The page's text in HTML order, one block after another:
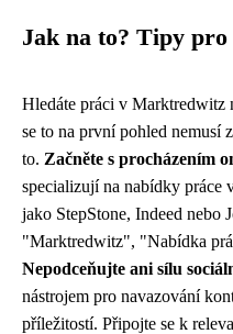
Jak na to? Tipy
Hledáte práci v Marktredwitz
se to na první pohled nemusí
to. Začněte s procházením
specializují na nabídky práce
jako StepStone, Indeed nebo
"Marktredwitz", "Nabídka
Nepodceňujte ani sílu
nástrojem pro navazování
příležitostí. Připojte se k